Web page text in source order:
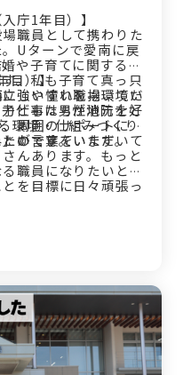
庁1年目）】
職員として携わりた
Uターンで愛南に戻
や子育てに関する補
。私も子育て真っ只
しやすい職場環境だ
どもたちが地元を好
環境・仕組みづくり
いです。
目）】
強い憧れを抱いてい
仕事は男性消防士と
周囲のサポートによ
ができています。
の言葉をいただいて
んあります。もっと
職員になりたいとの
を目標に日々頑張っ